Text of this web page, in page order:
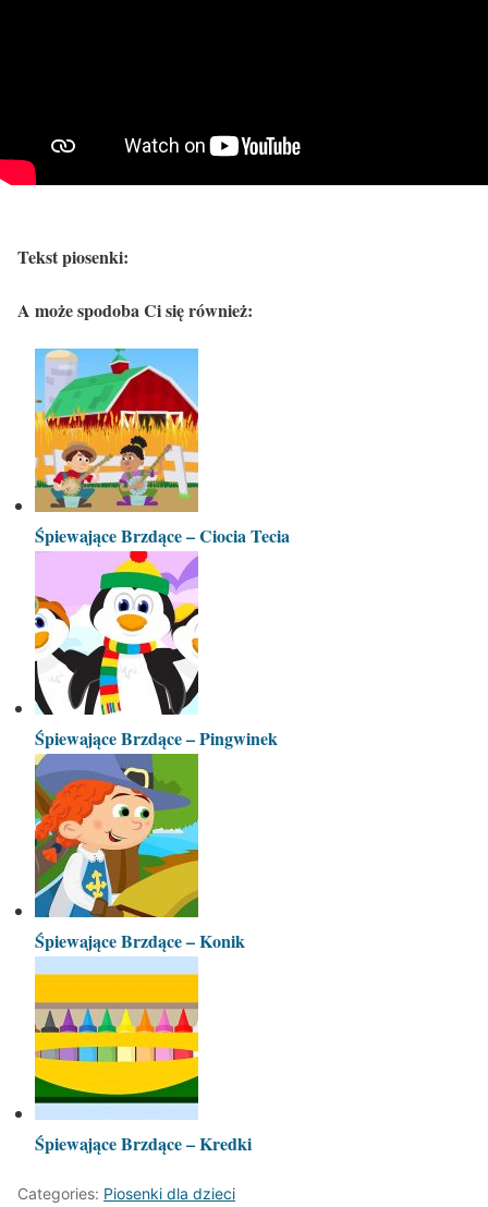
Tekst piosenki:
A może spodoba Ci się również:
Śpiewające Brzdące – Ciocia Tecia
Śpiewające Brzdące – Pingwinek
Śpiewające Brzdące – Konik
Śpiewające Brzdące – Kredki
Categories: Piosenki dla dzieci